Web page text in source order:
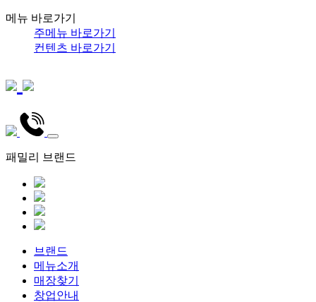
메뉴 바로가기
주메뉴 바로가기
컨텐츠 바로가기
패밀리 브랜드
브랜드
메뉴소개
매장찾기
창업안내